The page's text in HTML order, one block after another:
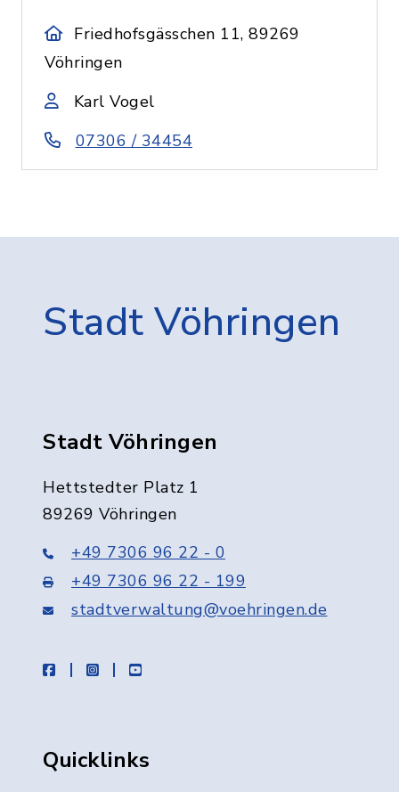
Friedhofsgässchen 11, 89269
Vöhringen
Karl Vogel
07306 / 34454
Stadt Vöhringen
Stadt Vöhringen
Hettstedter Platz 1
89269 Vöhringen
+49 7306 96 22 - 0
+49 7306 96 22 - 199
stadtverwaltung@voehringen.de
facebookinstagramyoutube
Quicklinks